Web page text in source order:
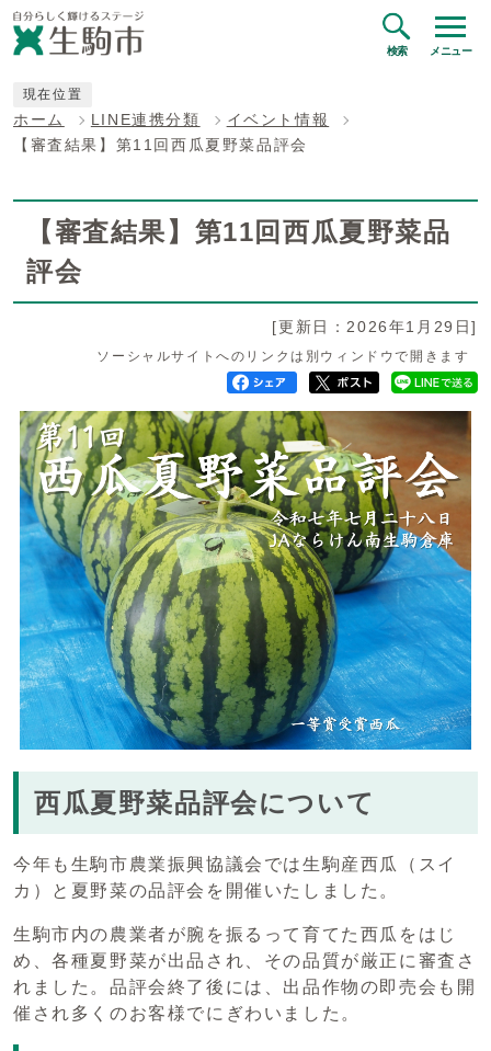
検索 メニュー
現在位置
ホーム LINE連携分類
イベント情報
【審査結果】第11回西瓜夏野菜品評会
【審査結果】第11回西瓜夏野菜品
評会
[更新日：2026年1月29日]
ソーシャルサイトへのリンクは別ウィンドウで開きます
西瓜夏野菜品評会について
今年も生駒市農業振興協議会では生駒産西瓜（スイ
カ）と夏野菜の品評会を開催いたしました。
生駒市内の農業者が腕を振るって育てた西瓜をはじ
め、各種夏野菜が出品され、その品質が厳正に審査さ
れました。品評会終了後には、出品作物の即売会も開
催され多くのお客様でにぎわいました。